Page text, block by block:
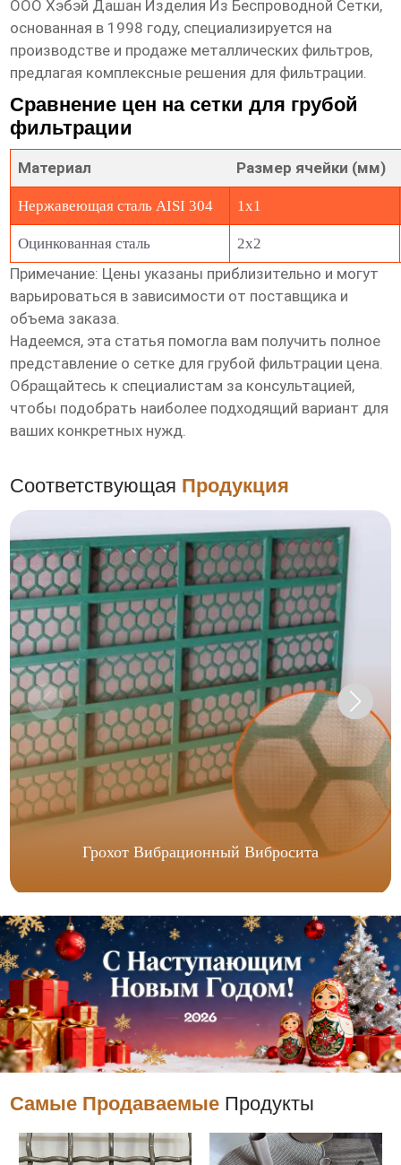
ООО Хэбэй Дашан Изделия Из Беспроводной Сетки,
основанная в 1998 году, специализируется на
производстве и продаже металлических фильтров,
предлагая комплексные решения для фильтрации.
Сравнение цен на сетки для грубой
фильтрации
Материал Размер ячейки (мм)
Нержавеющая сталь AISI 304 1x1
Оцинкованная сталь 2x2
Примечание: Цены указаны приблизительно и могут
варьироваться в зависимости от поставщика и
объема заказа.
Надеемся, эта статья помогла вам получить полное
представление о сетке для грубой фильтрации цена.
Обращайтесь к специалистам за консультацией,
чтобы подобрать наиболее подходящий вариант для
ваших конкретных нужд.
Соответствующая Продукция
Грохот Вибрационный Вибросита
Самые Продаваемые Продукты